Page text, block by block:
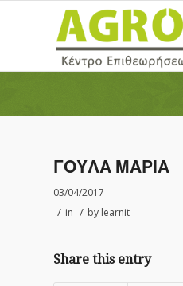
ΓΟΥΛΑ ΜΑΡΙΑ
03/04/2017
/ in / by learnit
Share this entry